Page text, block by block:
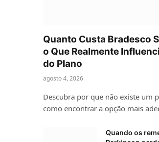
Quanto Custa Bradesco
o Que Realmente
do Plano
agosto 4, 2026
Descubra por que não existe um
como encontrar a opção mais
Quando os